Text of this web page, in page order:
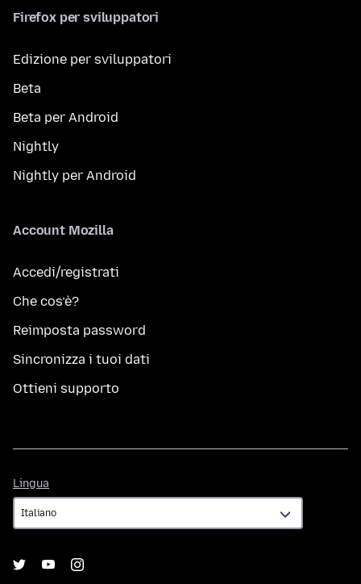
Firefox per sviluppatori
Edizione per sviluppatori
Beta
Beta per Android
Nightly
Nightly per Android
Account Mozilla
Accedi/registrati
Che cos’è?
Reimposta password
Sincronizza i tuoi dati
Ottieni supporto
Lingua